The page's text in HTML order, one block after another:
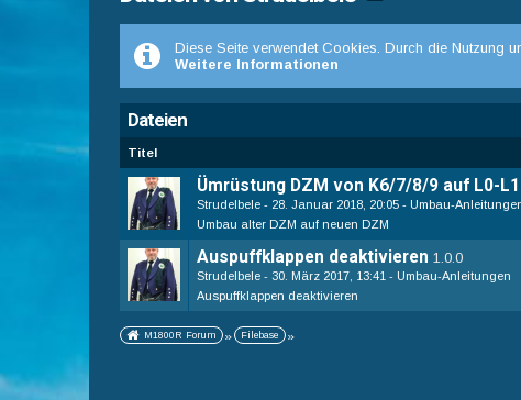
Diese Seite verwendet Cookies. Durch die Nutzung
Weitere Informationen
Dateien
Titel
Ümrüstung DZM von K6/7/8/9 auf L0-
Strudelbele 28. Januar 2018, 20:05
Umbau-
Umbau alter DZM auf neuen DZM
Auspuffklappen deaktivieren 1.0.0
Strudelbele 30. März 2017, 13:41
Umbau-Anleitungen
Auspuffklappen deaktivieren
M1800R Forum » Filebase »